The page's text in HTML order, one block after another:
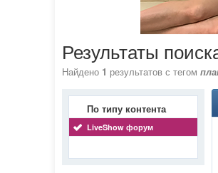
Результаты
Найдено 1 результатов с тегом
По типу контента
LiveShow форум